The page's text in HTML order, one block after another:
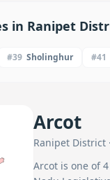
in Ranipet
#39 Sholinghur #41
Arcot
Ranipet District
Arcot is one of4